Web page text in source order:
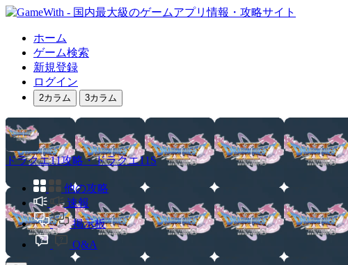
ホーム
ゲーム検索
新規登録
ログイン
2カラム 3カラム
ドラクエ11攻略・ドラクエ11S
他の攻略
速報
掲示板
Q&A